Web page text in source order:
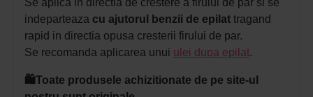
Se aplica in directia de crestere a firului de par si se
indeparteaza cu ajutorul benzii de epilat tragand
rapid in directia opusa cresterii firului de par.
Se recomanda aplicarea unui ulei dupa epilat.
🛍️Toate produsele achizitionate de pe site-ul